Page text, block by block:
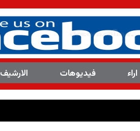
اراء فیدیوهات الارشیف